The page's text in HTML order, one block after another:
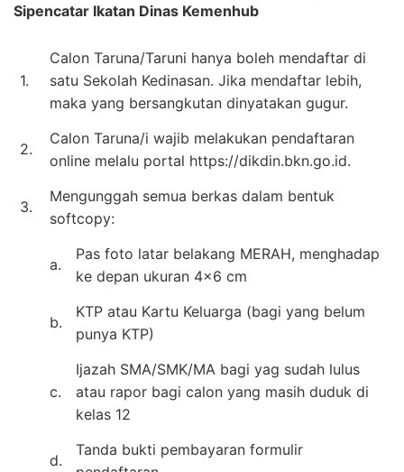
Sipencatar Ikatan Dinas Kemenhub
1.
Calon Taruna/Taruni hanya boleh mendaftar di
satu Sekolah Kedinasan. Jika mendaftar lebih,
maka yang bersangkutan dinyatakan gugur.
2.
Calon Taruna/i wajib melakukan pendaftaran
online melalu portal https://dikdin.bkn.go.id.
3.
Mengunggah semua berkas dalam bentuk
softcopy:
a.
Pas foto latar belakang MERAH, menghadap
ke depan ukuran 4×6 cm
b.
KTP atau Kartu Keluarga (bagi yang belum
punya KTP)
c.
Ijazah SMA/SMK/MA bagi yag sudah lulus
atau rapor bagi calon yang masih duduk di
kelas 12
d.
Tanda bukti pembayaran formulir